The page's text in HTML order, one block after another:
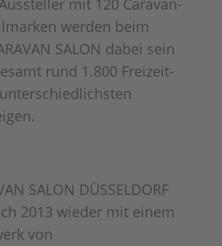
mit 120 Caravan-
werden beim
SALON dabei sein
rund 1.800 Freizeit-
SALON DÜSSELDORF
2013 wieder mit einem
von